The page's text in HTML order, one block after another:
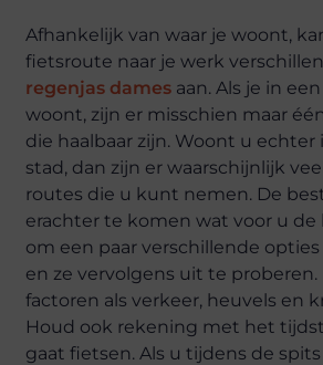
Afhankelijk van waar je woont,
fietsroute naar je werk
regenjas dames aan. Als je in
woont, zijn er misschien maar
die haalbaar zijn. Woont u echter
stad, dan zijn er waarschijnlijk
routes die u kunt nemen. De
erachter te komen wat voor u de
om een paar verschillende
en ze vervolgens uit te proberen.
factoren als verkeer, heuvels en
Houd ook rekening met het
gaat fietsen. Als u tijdens de